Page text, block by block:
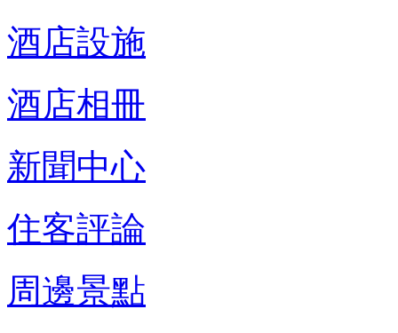
酒店設施
酒店相冊
新聞中心
住客評論
周邊景點